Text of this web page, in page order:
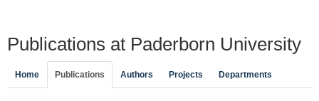
Publications at Paderborn University
Home Publications Authors Projects Departments